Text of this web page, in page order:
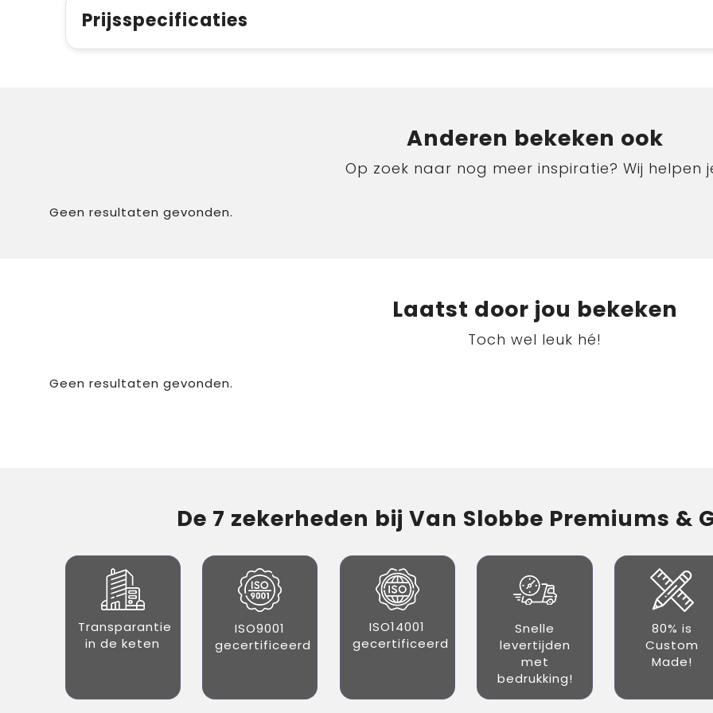
Prijsspecificaties
Anderen bekeken ook
Op zoek naar nog meer inspiratie? Wij helpen
Geen resultaten gevonden.
Laatst door jou bekeken
Toch wel leuk hé!
Geen resultaten gevonden.
De 7 zekerheden bij Van Slobbe Premiums &
Transparantie
in de keten
ISO9001
gecertificeerd
ISO14001
gecertificeerd
Snelle
levertijden
met
bedrukking!
80% is
Custom
Made!